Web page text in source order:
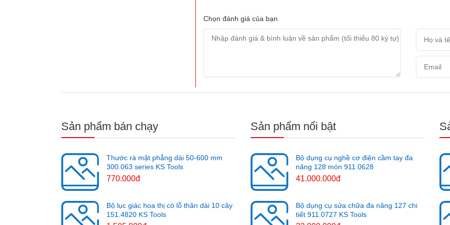
Chọn đánh giá của bạn
Sản phẩm bán chạy
Thước rà mặt phẳng dài 50-600 mm
300.063 series KS Tools
770.000đ
Bộ lục giác hoa thị có lỗ thân dài 10 cây
151.4820 KS Tools
Sản phẩm nổi bật
Bộ dụng cụ nghề cơ điện cầm tay đa
năng 128 món 911.0628
41.000.000đ
Bộ dụng cụ sửa chữa đa năng 127 chi
tiết 911.0727 KS Tools